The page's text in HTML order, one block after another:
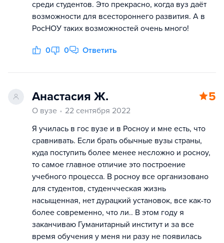
среди студентов. Это прекрасно, когда вуз даёт
возможности для всестороннего развития. А в
РосНОУ таких возможностей очень много!
0 0 Ответить
Анастасия Ж. 5
О вузе
22 сентября 2022
Я училась в гос вузе и в Росноу и мне есть, что
сравнивать. Если брать обычные вузы страны,
куда поступить более менее несложно и росноу,
то самое главное отличие это построение
учебного процесса. В росноу все организовано
для студентов, студенчческая жизнь
насыщенная, нет дурацкий установок, все как-то
более современно, что ли.. В этом году я
заканчиваю Гуманитарный институт и за все
время обучения у меня ни разу не появилась